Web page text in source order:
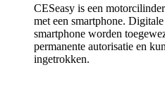
CESeasy is een
met een smartphone.
smartphone worden
permanente autorisatie en
ingetrokken.